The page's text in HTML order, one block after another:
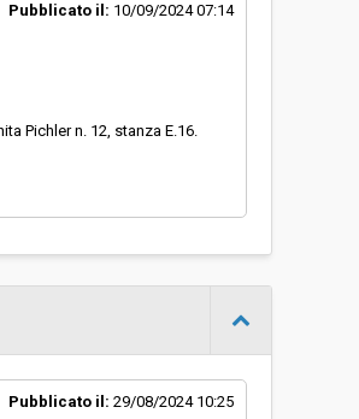
Pubblicato il: 10/09/2024 07:14
Pichler n. 12, stanza E.16.
Pubblicato il: 29/08/2024 10:25